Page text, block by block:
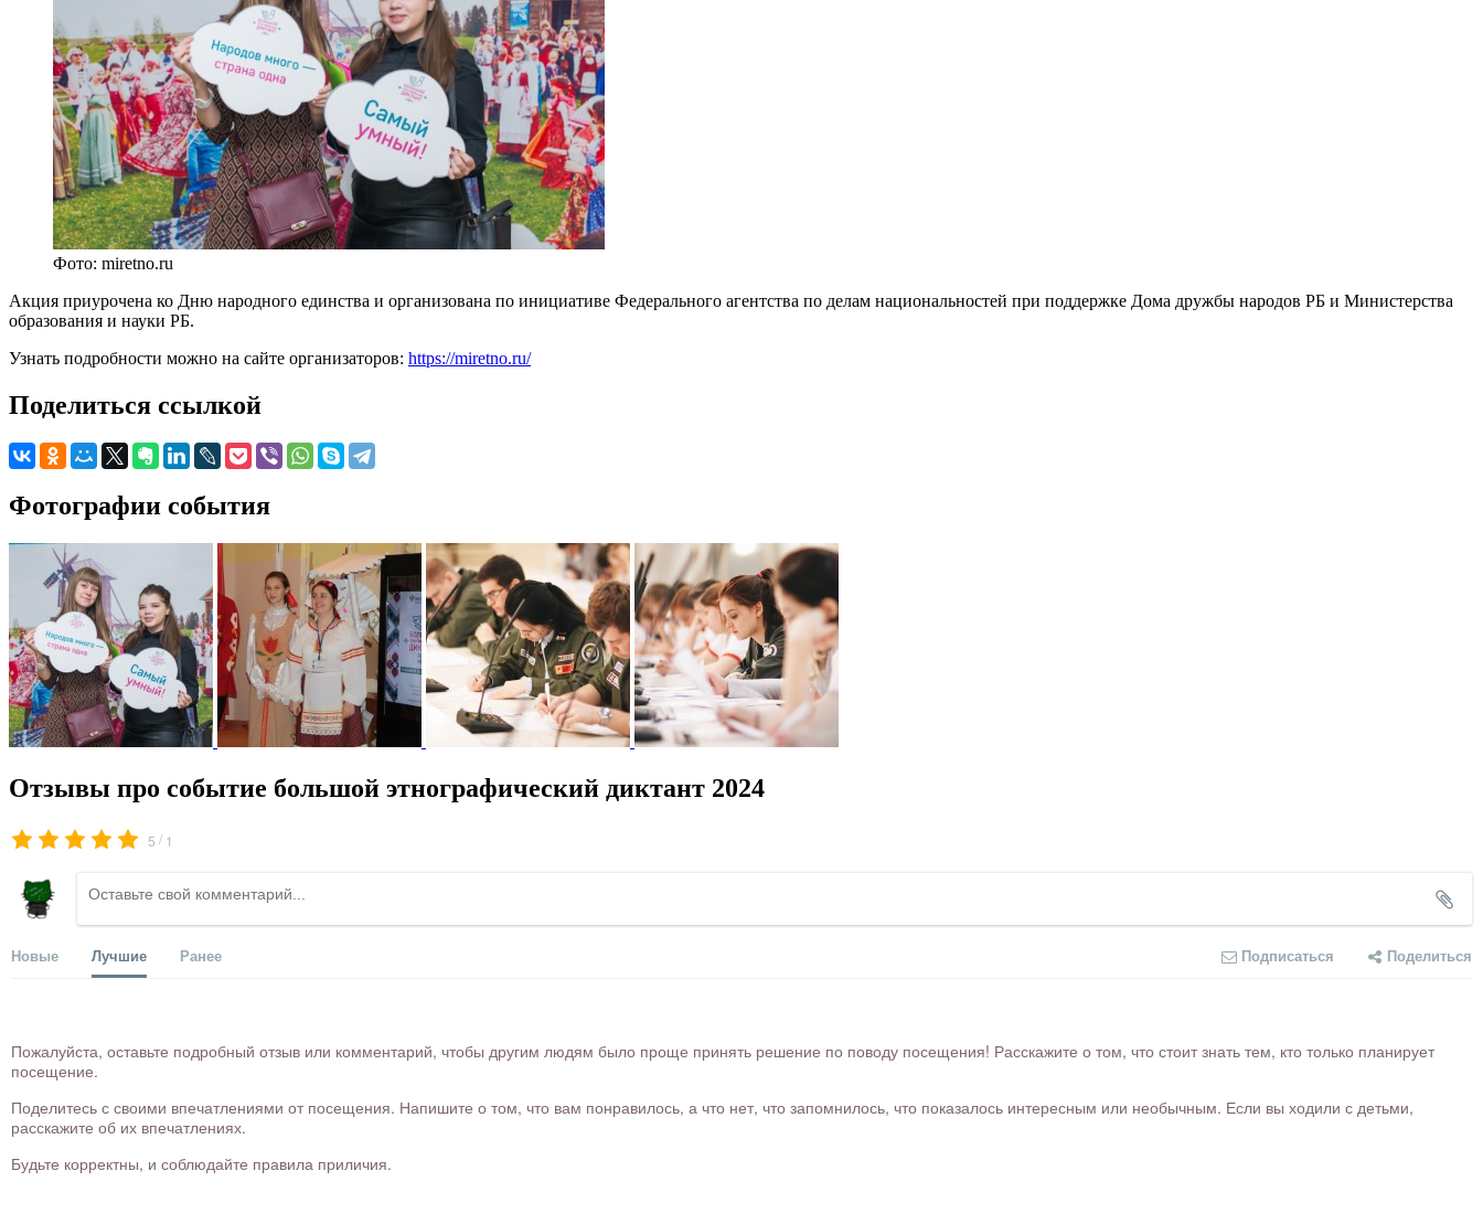
Фото: miretno.ru
Акция приурочена ко Дню народного единства и организована по инициативе Федерального агентства по делам национальностей при поддержке Дома дружбы народов РБ и Министерства
образования и науки РБ.
Узнать подробности можно на сайте организаторов: https://miretno.ru/
Поделиться ссылкой
Фотографии события
Отзывы про событие большой этнографический диктант 2024
5 / 1
Новые Лучшие Ранее Подписаться Поделиться
Пожалуйста, оставьте подробный отзыв или комментарий, чтобы другим людям было проще принять решение по поводу посещения! Расскажите о том, что стоит знать тем, кто только планирует
посещение.
Поделитесь с своими впечатлениями от посещения. Напишите о том, что вам понравилось, а что нет, что запомнилось, что показалось интересным или необычным. Если вы ходили с детьми,
расскажите об их впечатлениях.
Будьте корректны, и соблюдайте правила приличия.